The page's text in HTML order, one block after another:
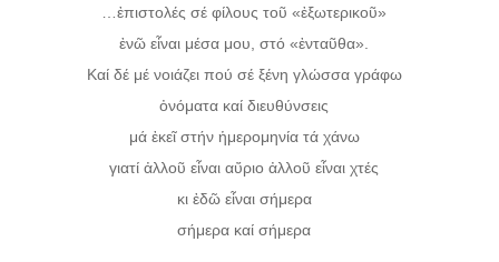
…ἐπιστολές σέ φίλους τοῦ «ἐξωτερικοῦ»
ἐνῶ εἶναι μέσα μου, στό «ἐνταῦθα».
Καί δέ μέ νοιάζει πού σέ ξένη γλώσσα γράφω
ὀνόματα καί διευθύνσεις
μά ἐκεῖ στήν ἡμερομηνία τά χάνω
γιατί ἀλλοῦ εἶναι αὔριο ἀλλοῦ εἶναι χτές
κι ἐδῶ εἶναι σήμερα
σήμερα καί σήμερα